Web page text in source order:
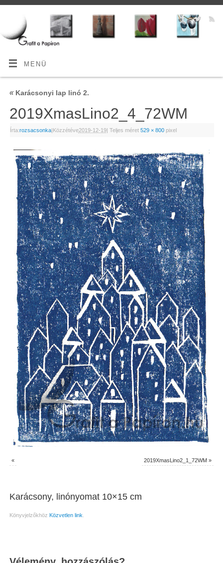
MENÜ
«Karácsonyi lap linó 2.
2019XmasLino2_4_72WM
Írta:rozsacsonka|Közzétéve2019-12-19| Teljes méret 529 × 800pixel
« 2019XmasLino2_1_72WM »
Karácsony, linónyomat 10×15 cm
Könyvjelzőkhöz Közvetlen link